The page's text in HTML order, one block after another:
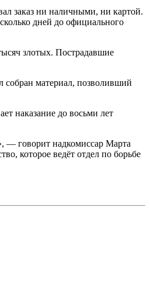
заказ ни наличными, ни картой.
дней до официального
злотых. Пострадавшие
собран материал, позволивший
наказание до восьми лет
— говорит надкомиссар Марта
которое ведёт отдел по борьбе